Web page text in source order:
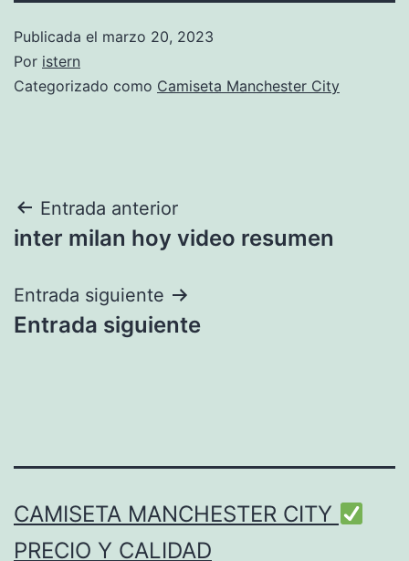
Publicada el marzo 20, 2023
Por istern
Categorizado como Camiseta Manchester City
Navegación
de
entradas
Entrada anterior
inter milan hoy video resumen
Entrada siguiente
Entrada siguiente
CAMISETA MANCHESTER CITY
PRECIO Y CALIDAD